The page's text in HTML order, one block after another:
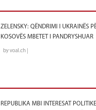
ZELENSKY: QËNDRIMI I UKRAINËS
KOSOVËS MBETET I PANDRYSHUAR
by voal.ch |
REPUBLIKA MBI INTERESAT